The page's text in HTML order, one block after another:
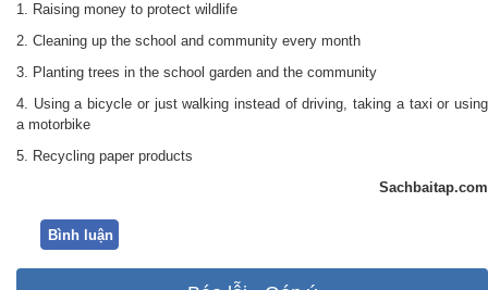
1. Raising money to protect wildlife
2. Cleaning up the school and community every month
3. Planting trees in the school garden and the community
4. Using a bicycle or just walking instead of driving, taking a taxi or using
a motorbike
5. Recycling paper products
Sachbaitap.com
Bình luận